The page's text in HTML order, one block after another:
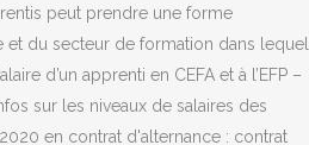
peut prendre une forme
et du secteur de formation dans lequel
d’un apprenti en CEFA et à l’EFP –
sur les niveaux de salaires des
en contrat d'alternance : contrat